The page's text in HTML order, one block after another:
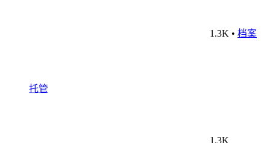
1.3K • 档案
托管
1.3K